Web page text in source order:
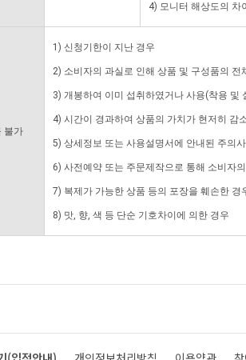
4) 모니터 해상도의 차
불가
1) 신청기한이 지난 경우
2) 소비자의 과실로 인해 상품 및 구성품의
3) 개봉하여 이미 섭취하였거나 사용(착용 및
4) 시간이 경과하여 상품의 가치가 현저히 감
5) 상세정보 또는 사용설명서에 안내된 주의
6) 사전예약 또는 주문제작으로 통해 소비자
7) 복제가 가능한 상품 등의 포장을 훼손한 경
8) 맛, 향, 색 등 단순 기호차이에 의한 경우